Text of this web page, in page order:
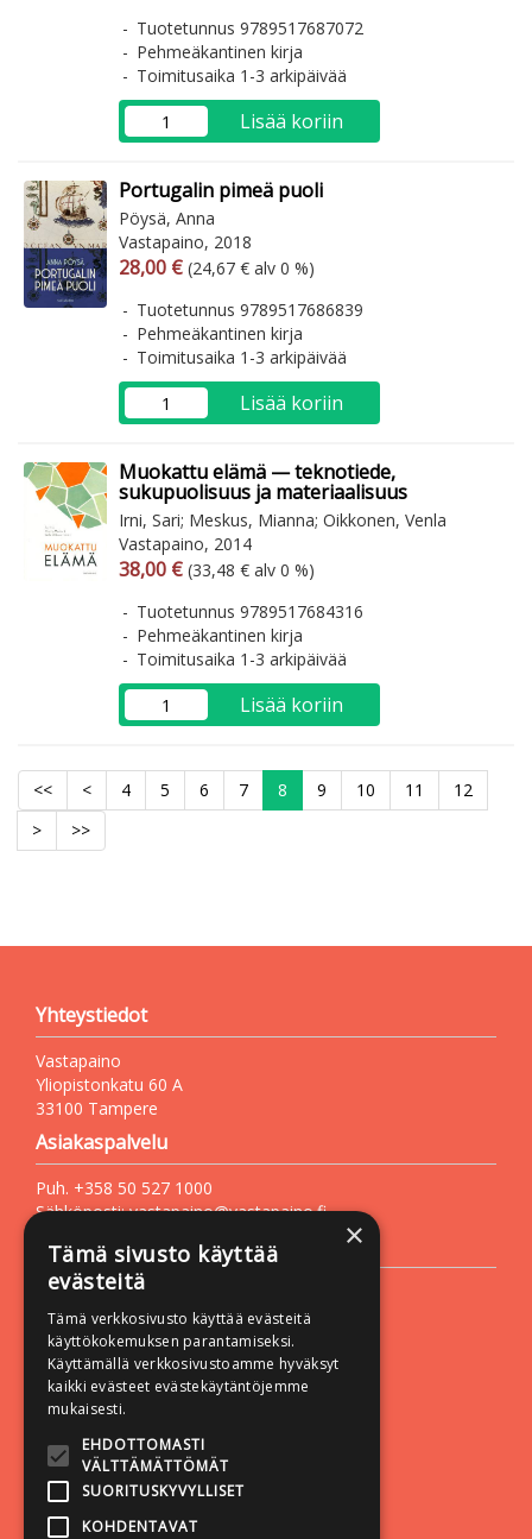
Tuotetunnus 9789517687072
Pehmeäkantinen kirja
Toimitusaika 1-3 arkipäivää
Lisää koriin
Portugalin pimeä puoli
Pöysä, Anna
Vastapaino, 2018
Arvonlisäverollinen hinta
28,00 € Arvonlisäveroton hinta
(24,67 € alv 0 %)
Tuotetunnus 9789517686839
Pehmeäkantinen kirja
Toimitusaika 1-3 arkipäivää
Lisää koriin
Muokattu elämä — teknotiede,
sukupuolisuus ja materiaalisuus
Irni, Sari; Meskus, Mianna; Oikkonen, Venla
Vastapaino, 2014
Arvonlisäverollinen hinta
38,00 € Arvonlisäveroton hinta
(33,48 € alv 0 %)
Tuotetunnus 9789517684316
Pehmeäkantinen kirja
Toimitusaika 1-3 arkipäivää
Lisää koriin
<< < 4 5 6 7 8 9 10 11
12
>
>>
Yhteystiedot
Vastapaino
Yliopistonkatu 60 A
33100 Tampere
Asiakaspalvelu
Puh. +358 50 527 1000
Sähköposti:vastapaino@vastapaino.fi
Lisätietoa
Toimitusehdot
Käyttöohjeet
Tietosuojaseloste
Saavutettavuusseloste
×
Tämä sivusto käyttää
evästeitä
Tämä verkkosivusto käyttää evästeitä
käyttökokemuksen parantamiseksi.
Käyttämällä verkkosivustoamme hyväksyt
kaikki evästeet evästekäytäntöjemme
mukaisesti.
EHDOTTOMASTI
VÄLTTÄMÄTTÖMÄT
SUORITUSKYVYLLISET
KOHDENTAVAT